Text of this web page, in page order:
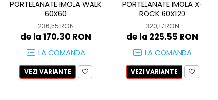
NOMADE
NOORDAL
NOVAWOOD
PORTELANATE IMOLA WALK
60X60
236,55 RON
de la 170,30 RON
LA COMANDA
VEZI VARIANTE
PORTELANATE IMOLA X-
ROCK 60X120
320,17 RON
de la 225,55 RON
LA COMANDA
VEZI VARIANTE